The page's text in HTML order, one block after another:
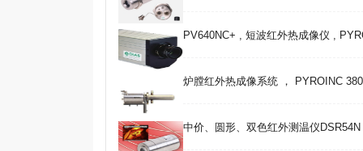
PV640NC+ , 短波红外热成像仪 ,
炉膛红外热成像系统 ， PYROINC
中价、圆形、双色红外测温仪